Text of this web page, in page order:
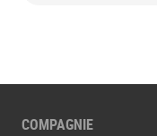
COMPAGNIE